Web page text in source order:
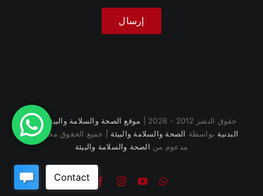
حقوق النشر 2012 - 2026 |
موقع الصحة والسلامة والبيئة للياقة
البدنية بواسطة الصحة والسلامة والبيئة | جميع الحقوق محفوظة |
مدعوم من الصحة والسلامة والبيئة
فيسبوكانستقرام
يوتيوبواتساب